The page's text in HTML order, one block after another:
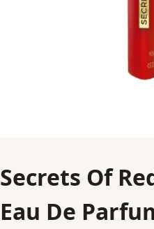
Secrets Of
Eau De